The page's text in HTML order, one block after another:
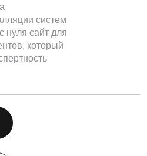
систем
нуля сайт для
который